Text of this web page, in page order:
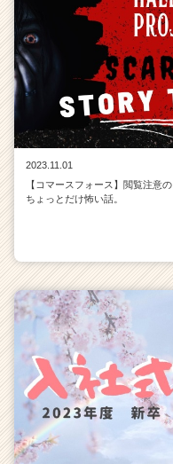
2023.11.01
【コマースフォース】閲覧注意の
ちょっとだけ怖い話。